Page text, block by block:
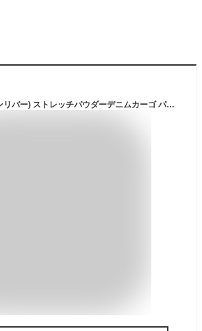
EVEN RIVER(イーブンリバー) ストレッチパウダーデニムカーゴ パウダーブルー USD802 69 S